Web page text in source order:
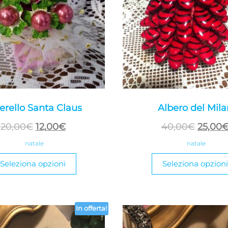
Santa Claus
20,00€ Il
prezzo
originale
era:
12,00€Il
attuale
è:
natale
Seleziona opzioni
Albero del
40,00€ Il
prezzo
era:
25,00
natale
Seleziona opzioni
In offerta!